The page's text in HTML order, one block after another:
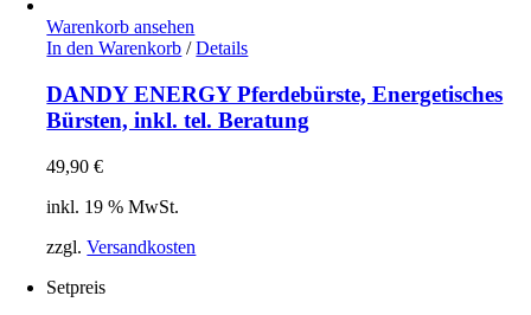
Warenkorb ansehen
In den Warenkorb / Details
DANDY ENERGY Pferdebürste, Energetisches
Bürsten, inkl. tel. Beratung
49,90€
inkl. 19 % MwSt.
zzgl.Versandkosten
Setpreis